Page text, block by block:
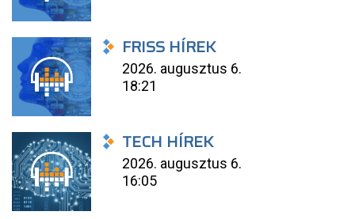
FRISS HÍREK
2026. augusztus 6.
18:21
TECH HÍREK
2026. augusztus 6.
16:05